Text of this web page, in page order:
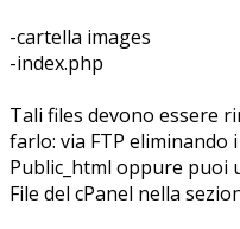
-cartella images
-index.php
Tali files devono essere
farlo: via FTP
Public_html oppure puoi
File del cPanel nella